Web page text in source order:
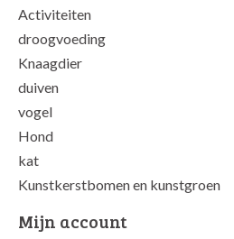
Activiteiten
droogvoeding
Knaagdier
duiven
vogel
Hond
kat
Kunstkerstbomen en kunstgroen
Mijn account